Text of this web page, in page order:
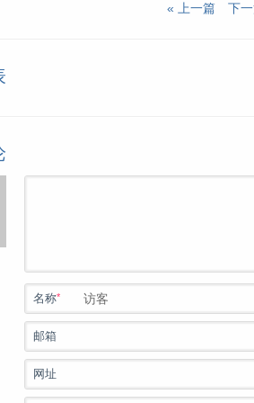
« 上一篇 下
名称*
邮箱
网址